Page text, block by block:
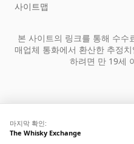
마지막 확인:
The Whisky Exchange
사이트맵
본 사이트의 링크를 통해 수수
매업체 통화에서 환산한 추정
하려면 만 19세